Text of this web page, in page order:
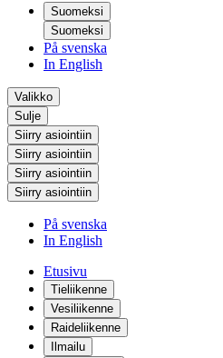
Suomeksi
Suomeksi
På svenska
In English
Valikko
Sulje
Siirry asiointiin
Siirry asiointiin
Siirry asiointiin
Siirry asiointiin
På svenska
In English
Etusivu
Tieliikenne
Vesiliikenne
Raideliikenne
Ilmailu